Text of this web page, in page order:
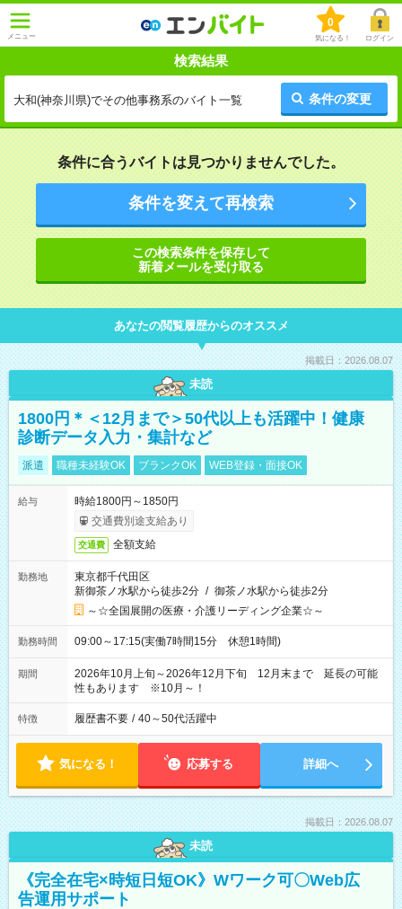
メニュー
0
気になる！ ログイン
検索結果
大和(神奈川県)でその他事務系のバイト一覧 条件の変更
条件に合うバイトは見つかりませんでした。
条件を変えて再検索
この検索条件を保存して
新着メールを受け取る
あなたの閲覧履歴からのオススメ
掲載日：2026.08.07
未読
1800円＊＜12月まで＞50代以上も活躍中！健康
診断データ入力・集計など
派遣 職種未経験OK ブランクOK WEB登録・面接OK
給与
時給1800円～1850円
交通費別途支給あり
交通費 全額支給
勤務地
東京都千代田区
新御茶ノ水駅から徒歩2分 / 御茶ノ水駅から徒歩2分
～☆全国展開の医療・介護リーディング企業☆～
勤務時間 09:00～17:15(実働7時間15分 休憩1時間)
期間
2026年10月上旬～2026年12月下旬 12月末まで 延長の可能
性もあります ※10月～！
特徴 履歴書不要 / 40～50代活躍中
気になる！ 応募する 詳細へ
掲載日：2026.08.07
未読
《完全在宅×時短日短OK》Wワーク可〇Web広
告運用サポート